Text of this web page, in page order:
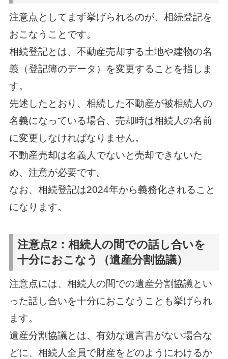
注意点としてまず挙げられるのが、相続登記を
おこなうことです。
相続登記とは、不動産売却する土地や建物の名
義（登記簿のデータ）を変更することを指しま
す。
先述したとおり、相続した不動産が被相続人の
名義になっている場合、売却時は相続人の名前
に変更しなければなりません。
不動産売却は名義人でないと売却できないた
め、注意が必要です。
なお、相続登記は2024年から義務化されること
になります。
注意点2：相続人の間での話し合いを
十分におこなう（遺産分割協議）
注意点には、相続人の間での遺産分割協議とい
った話し合いを十分におこなうことも挙げられ
ます。
遺産分割協議とは、有効な遺言書がない場合な
どに、相続人全員で財産をどのようにわけるか